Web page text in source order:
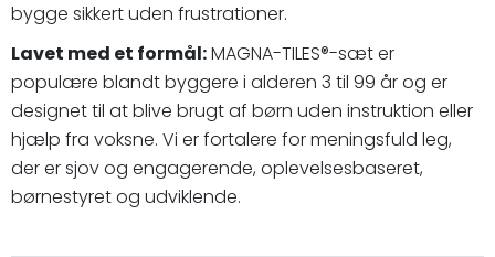
bygge sikkert uden frustrationer.
Lavet med et formål:MAGNA-TILES®-sæt er
populære blandt byggere i alderen 3 til 99 år og er
designet til at blive brugt af børn uden instruktion eller
hjælp fra voksne. Vi er fortalere for meningsfuld leg,
der er sjov og engagerende, oplevelsesbaseret,
børnestyret og udviklende.